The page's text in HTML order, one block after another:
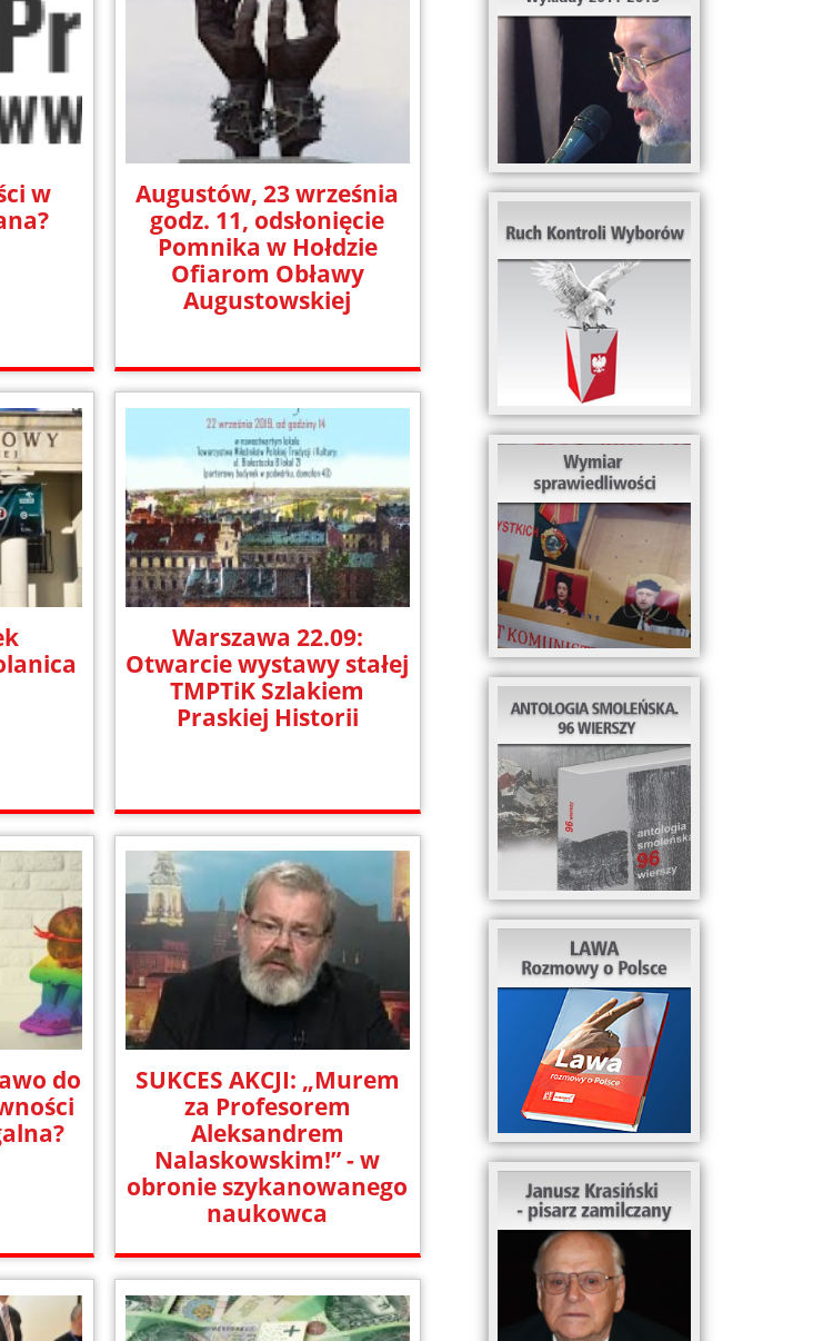
w
Augustów, 23 września
godz. 11, odsłonięcie
Pomnika w Hołdzie
Ofiarom Obławy
Augustowskiej
Warszawa 22.09:
Otwarcie wystawy stałej
TMPTiK Szlakiem
Praskiej Historii
do
SUKCES AKCJI: „Murem
za Profesorem
Aleksandrem
Nalaskowskim!” - w
obronie szykanowanego
naukowca